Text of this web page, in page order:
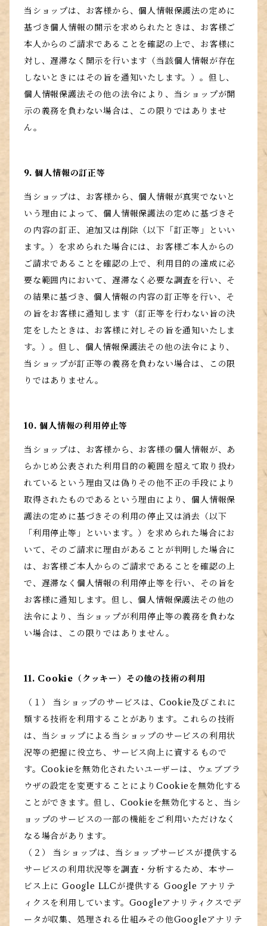
当ショップは、お客様から、個人情報保護法の定めに
基づき個人情報の開示を求められたときは、お客様ご
本人からのご請求であることを確認の上で、お客様に
対し、遅滞なく開示を行います（当該個人情報が存在
しないときにはその旨を通知いたします。）。但し、
個人情報保護法その他の法令により、当ショップが開
示の義務を負わない場合は、この限りではありませ
ん。
9. 個人情報の訂正等
当ショップは、お客様から、個人情報が真実でないと
いう理由によって、個人情報保護法の定めに基づきそ
の内容の訂正、追加又は削除（以下「訂正等」といい
ます。）を求められた場合には、お客様ご本人からの
ご請求であることを確認の上で、利用目的の達成に必
要な範囲内において、遅滞なく必要な調査を行い、そ
の結果に基づき、個人情報の内容の訂正等を行い、そ
の旨をお客様に通知します（訂正等を行わない旨の決
定をしたときは、お客様に対しその旨を通知いたしま
す。）。但し、個人情報保護法その他の法令により、
当ショップが訂正等の義務を負わない場合は、この限
りではありません。
10. 個人情報の利用停止等
当ショップは、お客様から、お客様の個人情報が、あ
らかじめ公表された利用目的の範囲を超えて取り扱わ
れているという理由又は偽りその他不正の手段により
取得されたものであるという理由により、個人情報保
護法の定めに基づきその利用の停止又は消去（以下
「利用停止等」といいます。）を求められた場合にお
いて、そのご請求に理由があることが判明した場合に
は、お客様ご本人からのご請求であることを確認の上
で、遅滞なく個人情報の利用停止等を行い、その旨を
お客様に通知します。但し、個人情報保護法その他の
法令により、当ショップが利用停止等の義務を負わな
い場合は、この限りではありません。
11. Cookie（クッキー）その他の技術の利用
（１） 当ショップのサービスは、Cookie及びこれに
類する技術を利用することがあります。これらの技術
は、当ショップによる当ショップのサービスの利用状
況等の把握に役立ち、サービス向上に資するもので
す。Cookieを無効化されたいユーザーは、ウェブブラ
ウザの設定を変更することによりCookieを無効化する
ことができます。但し、Cookieを無効化すると、当シ
ョップのサービスの一部の機能をご利用いただけなく
なる場合があります。
（２） 当ショップは、当ショップサービスが提供する
サービスの利用状況等を調査・分析するため、本サー
ビス上に Google LLCが提供する Google アナリテ
ィクスを利用しています。Googleアナリティクスでデ
ータが収集、処理される仕組みその他Googleアナリテ